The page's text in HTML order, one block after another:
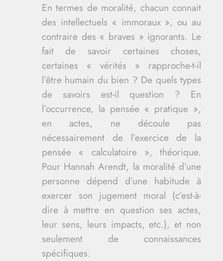
En termes de moralité, chacun connait
des intellectuels « immoraux », ou au
contraire des « braves » ignorants. Le
fait de savoir certaines choses,
certaines « vérités » rapproche-t-il
l’être humain du bien ? De quels types
de savoirs est-il question ? En
l’occurrence, la pensée « pratique »,
en actes, ne découle pas
nécessairement de l’exercice de la
pensée « calculatoire », théorique.
Pour Hannah Arendt, la moralité d’une
personne dépend d’une habitude à
exercer son jugement moral (c’est-à-
dire à mettre en question ses actes,
leur sens, leurs impacts, etc.), et non
seulement de connaissances
spécifiques.